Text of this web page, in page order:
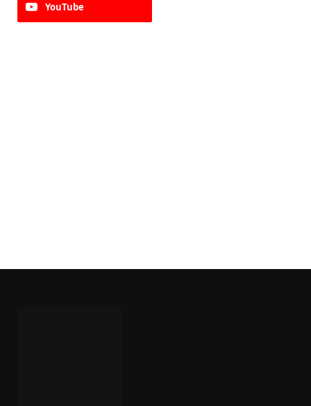
YouTube